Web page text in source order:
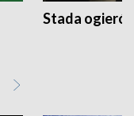
Stada